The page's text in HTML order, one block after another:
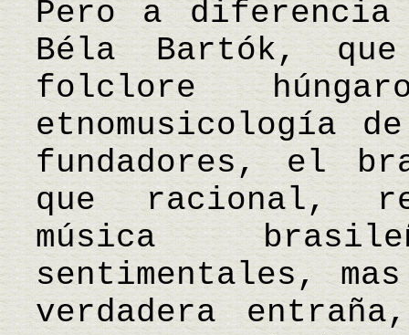
Pero a diferencia
Béla Bartók,
folclore
etnomusicología
fundadores, el
que racional,
música
sentimentales,
verdadera